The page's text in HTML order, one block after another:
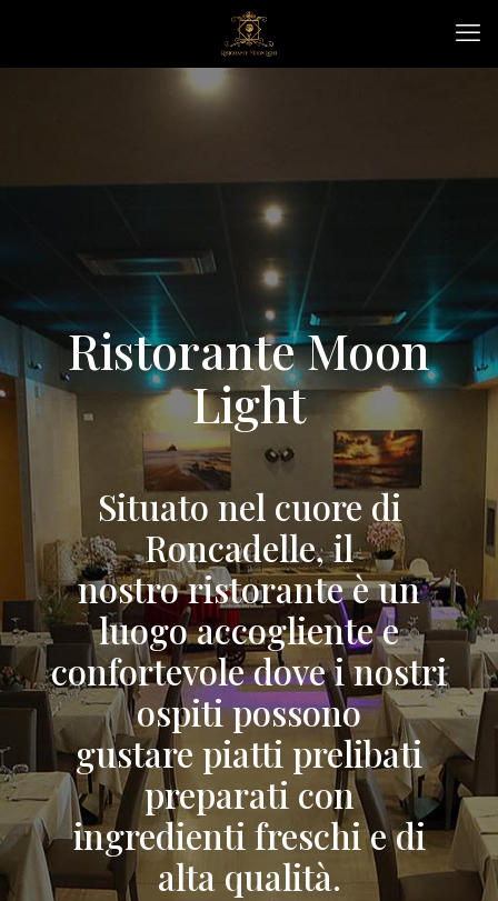
Ristorante Moon
Light
Situato nel cuore di
Roncadelle, il
nostro ristorante è un
luogo accogliente e
confortevole dove i nostri
ospiti possono
gustare piatti prelibati
preparati con
ingredienti freschi e di
alta qualità.